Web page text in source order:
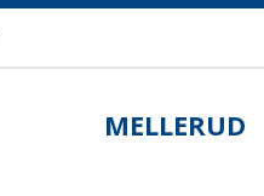
MELLERUD